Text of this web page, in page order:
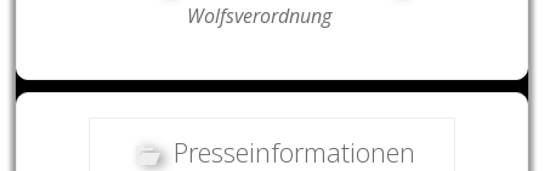
Wolfsverordnung
Presseinformationen